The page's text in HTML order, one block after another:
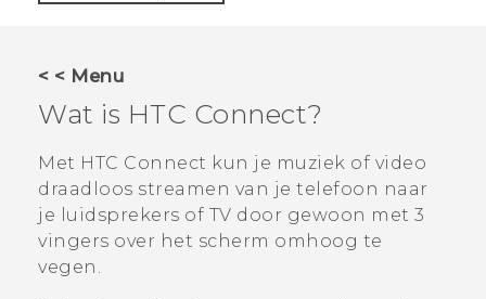
HTC Club
SUPPORT
HTC-apparaten & -accessoires
VIVERSE
< < Menu
Wat is HTC Connect?
Met HTC Connect kun je muziek of video
draadloos streamen van je telefoon naar
je luidsprekers of TV door gewoon met 3
vingers over het scherm omhoog te
vegen.